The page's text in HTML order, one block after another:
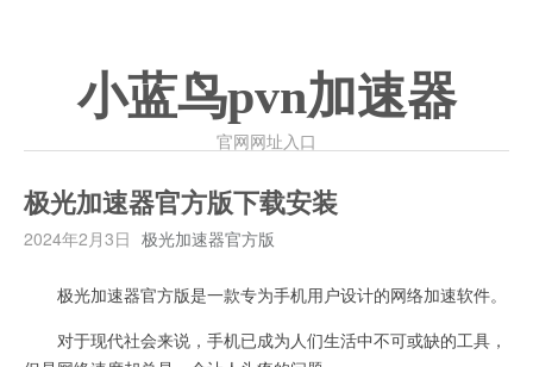
小蓝鸟pvn加速器
官网网址入口
极光加速器官方版下载安装
2024年2月3日 极光加速器官方版
极光加速器官方版是一款专为手机用户设计的网络加速软件。
对于现代社会来说，手机已成为人们生活中不可或缺的工具，